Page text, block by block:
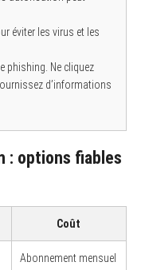
éviter les virus et les
phishing. Ne cliquez
d’informations
: options fiables
Coût
Abonnement mensuel